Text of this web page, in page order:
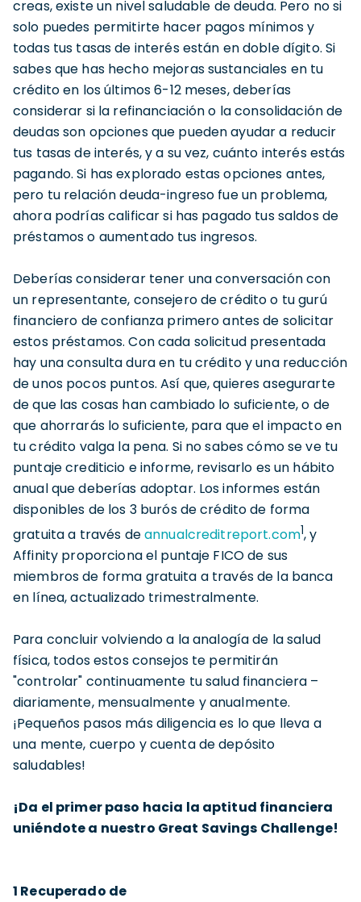
creas, existe un nivel saludable de deuda. Pero no si
solo puedes permitirte hacer pagos mínimos y
todas tus tasas de interés están en doble dígito. Si
sabes que has hecho mejoras sustanciales en tu
crédito en los últimos 6-12 meses, deberías
considerar si la refinanciación o la consolidación de
deudas son opciones que pueden ayudar a reducir
tus tasas de interés, y a su vez, cuánto interés estás
pagando. Si has explorado estas opciones antes,
pero tu relación deuda-ingreso fue un problema,
ahora podrías calificar si has pagado tus saldos de
préstamos o aumentado tus ingresos.
Deberías considerar tener una conversación con
un representante, consejero de crédito o tu gurú
financiero de confianza primero antes de solicitar
estos préstamos. Con cada solicitud presentada
hay una consulta dura en tu crédito y una reducción
de unos pocos puntos. Así que, quieres asegurarte
de que las cosas han cambiado lo suficiente, o de
que ahorrarás lo suficiente, para que el impacto en
tu crédito valga la pena. Si no sabes cómo se ve tu
puntaje crediticio e informe, revisarlo es un hábito
anual que deberías adoptar. Los informes están
disponibles de los 3 burós de crédito de forma
gratuita a través deannualcreditreport.com1, y
Affinity proporciona el puntaje FICO de sus
miembros de forma gratuita a través de la banca
en línea, actualizado trimestralmente.
Para concluir volviendo a la analogía de la salud
física, todos estos consejos te permitirán
"controlar" continuamente tu salud financiera –
diariamente, mensualmente y anualmente.
¡Pequeños pasos más diligencia es lo que lleva a
una mente, cuerpo y cuenta de depósito
saludables!
¡Da el primer paso hacia la aptitud financiera
uniéndote a nuestro Great Savings Challenge!
1 Recuperado de